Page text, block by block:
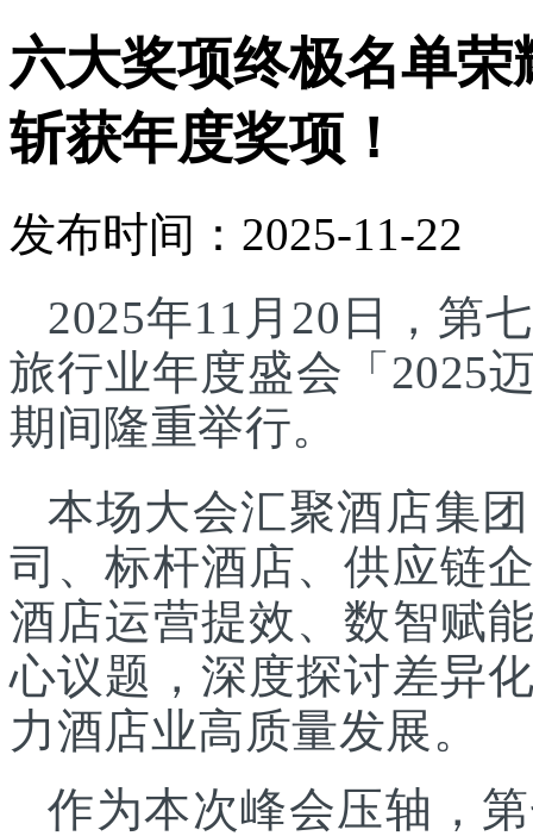
六大奖项终极名单
斩获年度奖项！
发布时间：2025-11-22
2025年11月20日，第
旅行业年度盛会「2025
期间隆重举行。
本场大会汇聚酒店集
司、标杆酒店、供应链
酒店运营提效、数智赋
心议题，深度探讨差异
力酒店业高质量发展。
作为本次峰会压轴，